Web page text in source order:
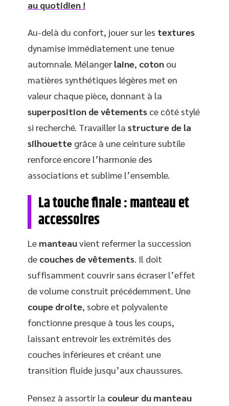
au quotidien !
Au-delà du confort, jouer sur les textures
dynamise immédiatement une tenue
automnale. Mélanger laine, coton ou
matières synthétiques légères met en
valeur chaque pièce, donnant à la
superposition de vêtements ce côté stylé
si recherché. Travailler la structure de la
silhouette grâce à une ceinture subtile
renforce encore l’harmonie des
associations et sublime l’ensemble.
La touche finale : manteau et
accessoires
Le manteauvient refermer la succession
de couches de vêtements. Il doit
suffisamment couvrir sans écraser l’effet
de volume construit précédemment. Une
coupe droite, sobre et polyvalente
fonctionne presque à tous les coups,
laissant entrevoir les extrémités des
couches inférieures et créant une
transition fluide jusqu’aux chaussures.
Pensez à assortir la couleur du manteau